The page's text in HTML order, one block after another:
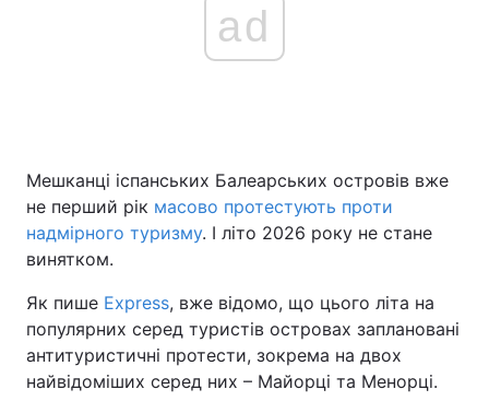
Україна Політика
Спорт Наука
Зброя Інциденти
ad
Мешканці іспанських Балеарських островів вже
не перший рік масово протестують проти
надмірного туризму. І літо 2026 року не стане
винятком.
Як пише Express, вже відомо, що цього літа на
популярних серед туристів островах заплановані
антитуристичні протести, зокрема на двох
найвідоміших серед них – Майорці та Менорці.